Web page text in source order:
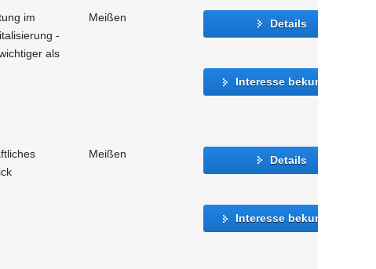
im
-
als
Meißen Details
Interesse bekunden
Meißen Details
Interesse bekunden